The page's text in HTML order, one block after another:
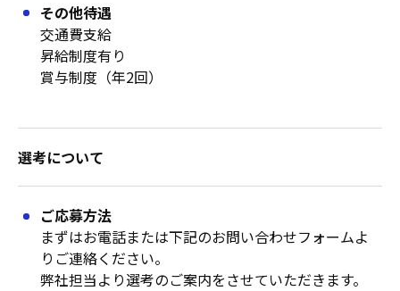
その他待遇
交通費支給
昇給制度有り
賞与制度（年2回）
選考について
ご応募方法
まずはお電話または下記のお問い合わせフォームよ
りご連絡ください。
弊社担当より選考のご案内をさせていただきます。